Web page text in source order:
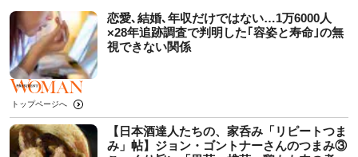
恋愛､結婚､年収だけではない…1万6000人
×28年追跡調査で判明した｢容姿と寿命｣の無
視できない関係
トップページへ
【日本酒達人たちの、家呑み「リピートつま
み」帖】ジョン・ゴントナーさんのつまみ③